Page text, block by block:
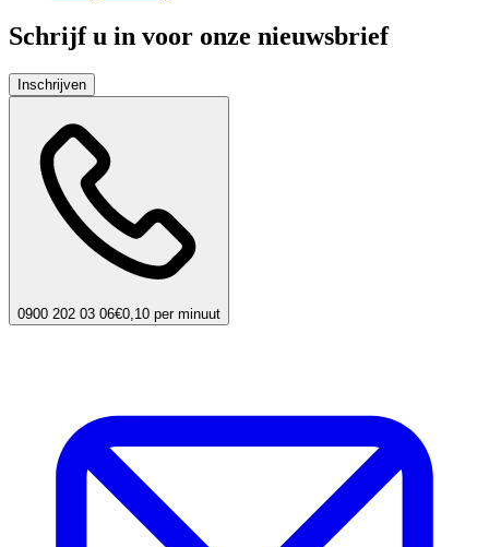
Schrijf u in voor onze nieuwsbrief
Inschrijven
0900 202 03 06€0,10 per minuut